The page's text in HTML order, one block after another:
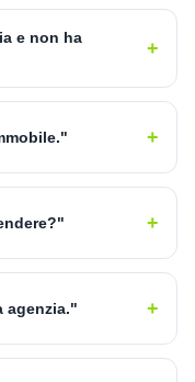
e non ha
+
+
+
agenzia." +